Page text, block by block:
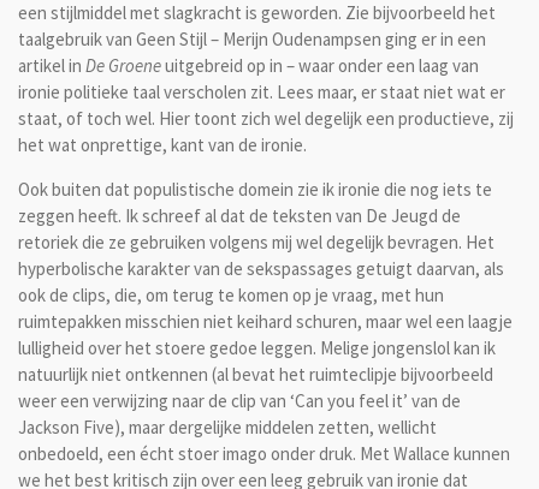
een stijlmiddel met slagkracht is geworden. Zie bijvoorbeeld het
taalgebruik van Geen Stijl – Merijn Oudenampsen ging er in een
artikel in De Groeneuitgebreid op in – waar onder een laag van
ironie politieke taal verscholen zit. Lees maar, er staat niet wat er
staat, of toch wel. Hier toont zich wel degelijk een productieve, zij
het wat onprettige, kant van de ironie.
Ook buiten dat populistische domein zie ik ironie die nog iets te
zeggen heeft. Ik schreef al dat de teksten van De Jeugd de
retoriek die ze gebruiken volgens mij wel degelijk bevragen. Het
hyperbolische karakter van de sekspassages getuigt daarvan, als
ook de clips, die, om terug te komen op je vraag, met hun
ruimtepakken misschien niet keihard schuren, maar wel een laagje
lulligheid over het stoere gedoe leggen. Melige jongenslol kan ik
natuurlijk niet ontkennen (al bevat het ruimteclipje bijvoorbeeld
weer een verwijzing naar de clip van ‘Can you feel it’ van de
Jackson Five), maar dergelijke middelen zetten, wellicht
onbedoeld, een écht stoer imago onder druk. Met Wallace kunnen
we het best kritisch zijn over een leeg gebruik van ironie dat